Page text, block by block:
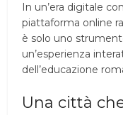
In un’era digitale
piattaforma online
è solo uno
un’esperienza
dell’educazione
Una città